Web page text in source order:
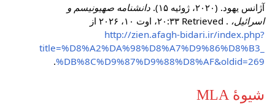
آژانس یهود. (۲۰۲۰، ژوئیه ۱۵).
دانشنامه صهیونیسم و
اسرائیل، . Retrieved ‏۲۰:۳۳، اوت ۱۰، ۲۰۲۶ از
http://zien.afagh-bidari.ir/index.php?
title=%D8%A2%DA%98%D8%A7%D9%86%D8%B3_
%DB%8C%D9%87%D9%88%D8%AF&oldid=269
.
شیوهٔ MLA